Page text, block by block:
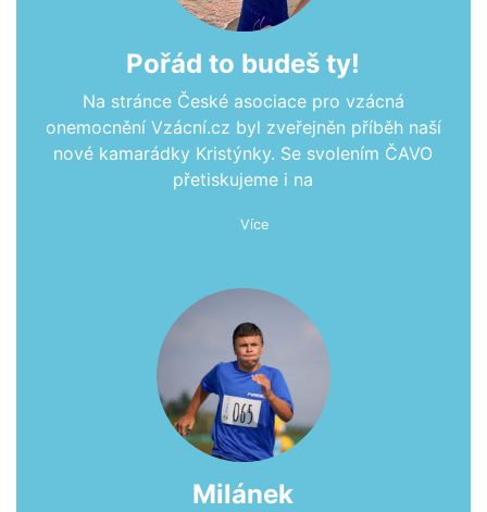
Pořád to budeš ty!
Na stránce České asociace pro vzácná
onemocnění Vzácní.cz byl zveřejněn příběh naší
nové kamarádky Kristýnky. Se svolením ČAVO
přetiskujeme i na
Více
Milánek